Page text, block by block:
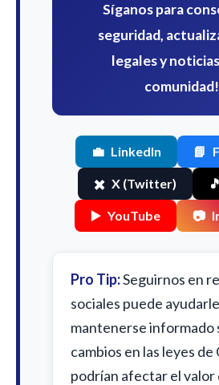
Síganos para
seguridad,
legales y
comunidad!
💼 LinkedIn 📘
✖️ X (Twitter) 🎵
▶️ YouTube 📷
Pro Tip:Seguirnos en
sociales puede
mantenerse informado
cambios en las leyes
podrían afectar el valor